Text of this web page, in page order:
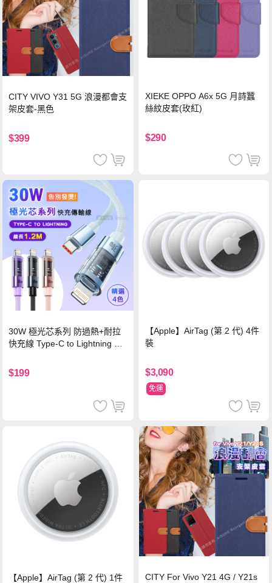
CITY VIVO Y31 5G 浪漫都會支
架皮套-黑色
$399
XIEKE OPPO A6x 5G 月詩蠶
絲紋皮套(玫紅)
$290
30W 極光芯系列 防過熱+耐拉
快充線 Type-C to Lightning 傳
$199
【Apple】AirTag (第 2 代) 4件
裝
$3,090
免運
【Apple】AirTag (第 2 代) 1件 CITY For Vivo Y21 4G / Y21s